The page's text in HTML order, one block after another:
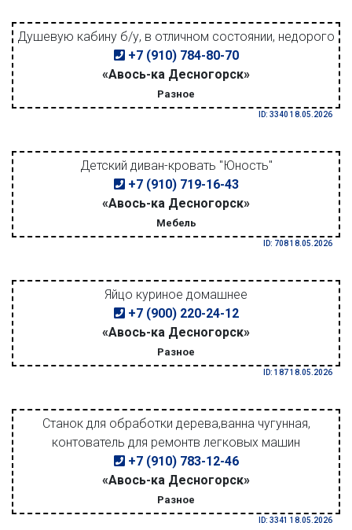
Душевую кабину б/у, в отличном состоянии, недорого
+7 (910) 784-80-70
«Авось-ка Десногорск»
Разное
ID: 3340 18.05.2026
Детский диван-кровать "Юность"
+7 (910) 719-16-43
«Авось-ка Десногорск»
Мебель
ID: 708 18.05.2026
Яйцо куриное домашнее
+7 (900) 220-24-12
«Авось-ка Десногорск»
Разное
ID: 187 18.05.2026
Станок для обработки дерева,ванна чугунная,
контователь для ремонтв легковых машин
+7 (910) 783-12-46
«Авось-ка Десногорск»
Разное
ID: 3341 18.05.2026